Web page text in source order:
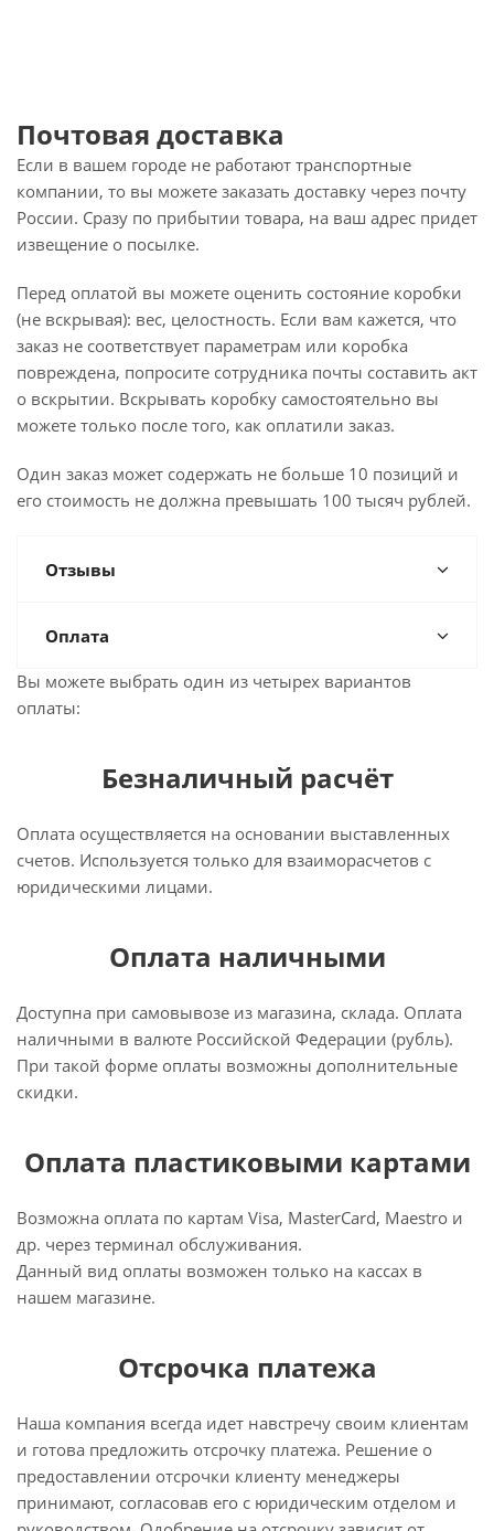
Почтовая доставка
Если в вашем городе не работают транспортные
компании, то вы можете заказать доставку через почту
России. Сразу по прибытии товара, на ваш адрес придет
извещение о посылке.
Перед оплатой вы можете оценить состояние коробки
(не вскрывая): вес, целостность. Если вам кажется, что
заказ не соответствует параметрам или коробка
повреждена, попросите сотрудника почты составить акт
о вскрытии. Вскрывать коробку самостоятельно вы
можете только после того, как оплатили заказ.
Один заказ может содержать не больше 10 позиций и
его стоимость не должна превышать 100 тысяч рублей.
Отзывы
Оплата
Вы можете выбрать один из четырех вариантов
оплаты:
Безналичный расчёт
Оплата осуществляется на основании выставленных
счетов. Используется только для взаиморасчетов с
юридическими лицами.
Оплата наличными
Доступна при самовывозе из магазина, склада. Оплата
наличными в валюте Российской Федерации (рубль).
При такой форме оплаты возможны дополнительные
скидки.
Оплата пластиковыми картами
Возможна оплата по картам Visa, MasterCard, Maestro и
др. через терминал обслуживания.
Данный вид оплаты возможен только на кассах в
нашем магазине.
Отсрочка платежа
Наша компания всегда идет навстречу своим клиентам
и готова предложить отсрочку платежа. Решение о
предоставлении отсрочки клиенту менеджеры
принимают, согласовав его с юридическим отделом и